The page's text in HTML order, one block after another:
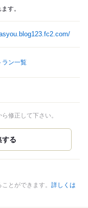
す。
ラン一覧
修正して下さい。
とができます。 詳しくは